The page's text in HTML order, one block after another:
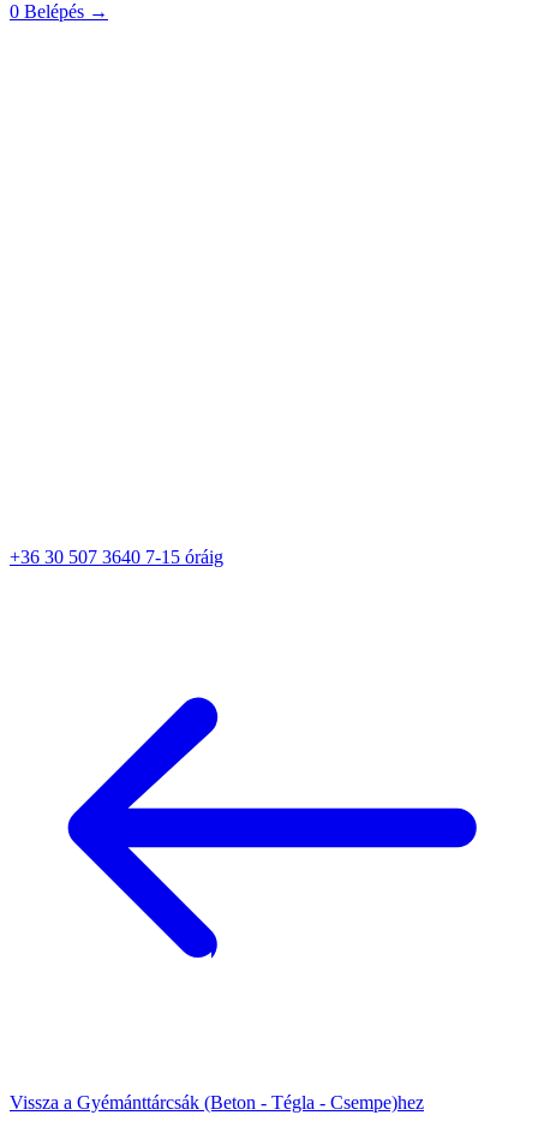
0 Belépés →
+36 30 507 3640 7-15 óráig
Vissza a Gyémánttárcsák (Beton - Tégla - Csempe)hez